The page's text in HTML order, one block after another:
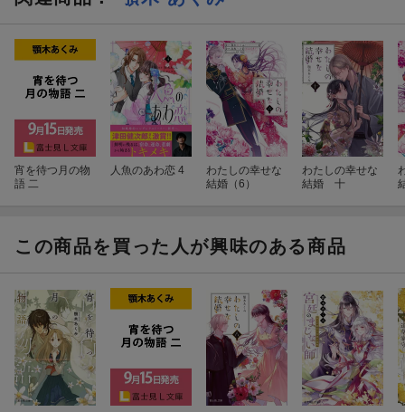
宵を待つ月の物
語 二
人魚のあわ恋 4
わたしの幸せな
結婚（6）
わたしの幸せな
結婚 十
この商品を買った人が興味のある商品